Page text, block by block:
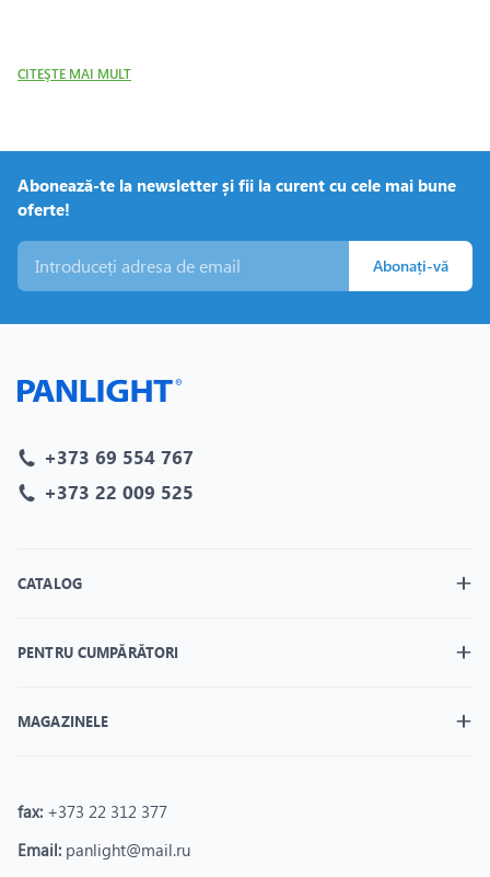
CITEŞTE MAI MULT
Abonează-te la newsletter și fii la curent cu cele mai bune
oferte!
Abonați-vă
+373 69 554 767
+373 22 009 525
CATALOG
PENTRU CUMPĂRĂTORI
MAGAZINELE
fax: +373 22 312 377
Email: panlight@mail.ru